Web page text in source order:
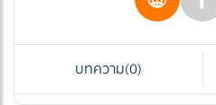
บทความ(0)